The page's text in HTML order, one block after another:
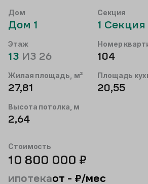
Дом
Дом 1
Секция
1 Секция
Этаж
13 ИЗ 26
Номер
104
Жилая площадь, м²
27,81
Площадь
20,55
Высота потолка, м
2,64
Стоимость
10 800 000 ₽
ипотекаот - ₽/мес